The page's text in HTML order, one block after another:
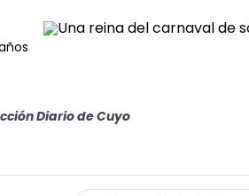
Diario de Cuyo